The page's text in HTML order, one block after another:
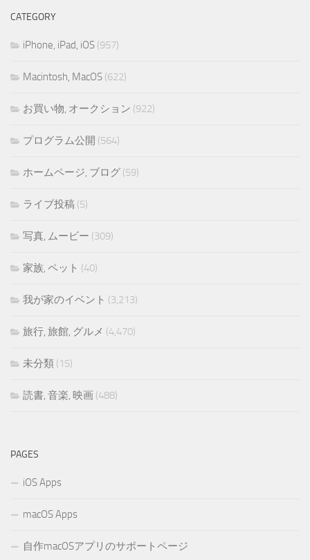
CATEGORY
iPhone, iPad, iOS (957)
Macintosh, MacOS (622)
お買い物, オークション (922)
プログラム公開 (564)
ホームページ, ブログ (59)
ライブ投稿 (5)
写真, ムービー (309)
家族, ペット (40)
我が家のイベント (3,213)
旅行, 旅館, グルメ (4,470)
未分類 (15)
読書, 音楽, 映画 (488)
PAGES
iOS Apps
macOS Apps
自作macOSアプリのサポートページ